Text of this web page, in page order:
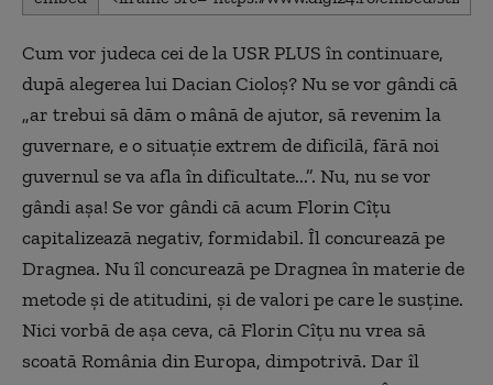
seconds
seconds
Cum vor judeca cei de la USR PLUS în continuare,
după alegerea lui Dacian Cioloș? Nu se vor gândi că
„ar trebui să dăm o mână de ajutor, să revenim la
guvernare, e o situație extrem de dificilă, fără noi
guvernul se va afla în dificultate...”. Nu, nu se vor
gândi așa! Se vor gândi că acum Florin Cîțu
capitalizează negativ, formidabil. Îl concurează pe
Dragnea. Nu îl concurează pe Dragnea în materie de
metode și de atitudini, și de valori pe care le susține.
Nici vorbă de așa ceva, că Florin Cîțu nu vrea să
scoată România din Europa, dimpotrivă. Dar îl